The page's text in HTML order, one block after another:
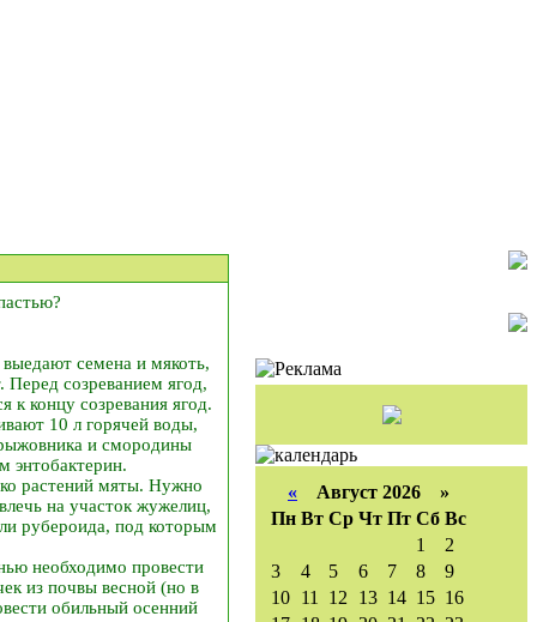
семена и мякоть,
созреванием ягод,
к концу созревания ягод.
10 л горячей воды,
и смородины
энтобактерин.
растений мяты. Нужно
на участок жужелиц,
рубероида, под которым
необходимо провести
из почвы весной (но в
обильный осенний
« Август 2026 »
Пн Вт Ср Чт Пт Сб Вс
1
2
3
4 5 6 7 8
9
10 11 12 13 14 15 16